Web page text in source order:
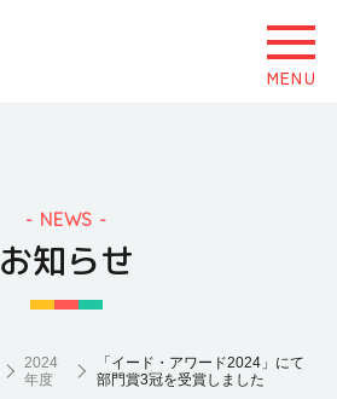
MENU
NEWS
お知らせ
2024
年度
「イード・アワード2024」にて
部門賞3冠を受賞しました